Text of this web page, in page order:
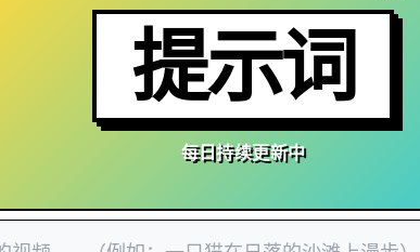
提示词
每日持续更新中